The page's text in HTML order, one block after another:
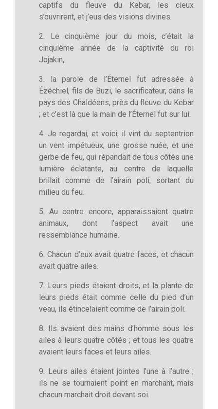
captifs du fleuve du Kebar, les cieux
s’ouvrirent, et j’eus des visions divines.
2. Le cinquième jour du mois, c’était la
cinquième année de la captivité du roi
Jojakin,
3. la parole de l’Éternel fut adressée à
Ézéchiel, fils de Buzi, le sacrificateur, dans le
pays des Chaldéens, près du fleuve du Kebar
; et c’est là que la main de l’Éternel fut sur lui.
4. Je regardai, et voici, il vint du septentrion
un vent impétueux, une grosse nuée, et une
gerbe de feu, qui répandait de tous côtés une
lumière éclatante, au centre de laquelle
brillait comme de l’airain poli, sortant du
milieu du feu.
5. Au centre encore, apparaissaient quatre
animaux, dont l’aspect avait une
ressemblance humaine.
6. Chacun d’eux avait quatre faces, et chacun
avait quatre ailes.
7. Leurs pieds étaient droits, et la plante de
leurs pieds était comme celle du pied d’un
veau, ils étincelaient comme de l’airain poli.
8. Ils avaient des mains d’homme sous les
ailes à leurs quatre côtés ; et tous les quatre
avaient leurs faces et leurs ailes.
9. Leurs ailes étaient jointes l’une à l’autre ;
ils ne se tournaient point en marchant, mais
chacun marchait droit devant soi.